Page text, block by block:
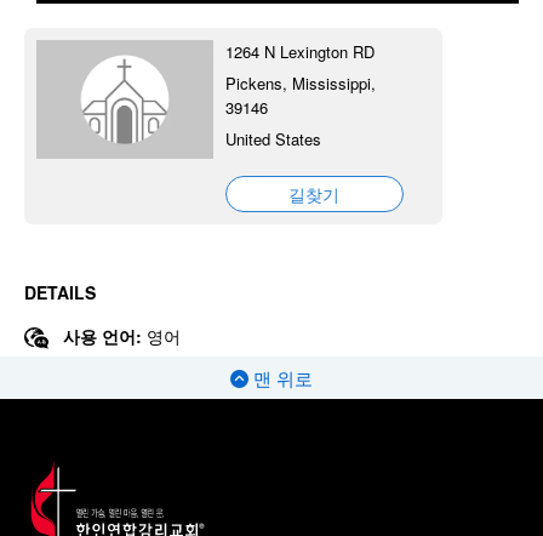
1264 N Lexington RD
Pickens, Mississippi,
39146
United States
길찾기
DETAILS
사용 언어: 영어
맨 위로